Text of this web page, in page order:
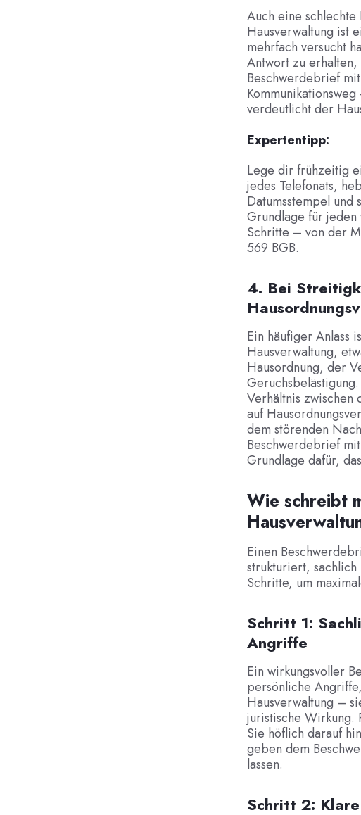
Auch eine
Hausverwaltung ist
mehrfach versucht
Antwort zu
Beschwerdebrief
verdeutlicht der
Expertentipp:
Lege dir frühzeitig
jedes Telefonats,
Datumsstempel und
Grundlage für
Schritte – von der
569 BGB.
4. Bei
Ein häufiger Anlass
Hausverwaltung,
Hausordnung, der
Verhältnis
auf
dem störenden
Beschwerdebrief
Grundlage dafür,
Wie schreibt
Einen
strukturiert,
Schritte, um
Schritt 1:
Angriffe
Ein wirkungsvoller
persönliche
Hausverwaltung –
juristische Wirkung.
Sie höflich darauf
geben dem
lassen.
Schritt 2: